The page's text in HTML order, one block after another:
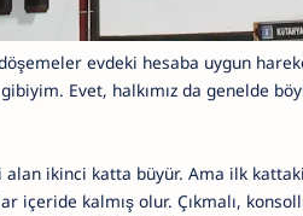
evdeki hesaba uygun
Evet, halkımız da genelde
ikinci katta büyür. Ama ilk
içeride kalmış olur. Çıkmalı,